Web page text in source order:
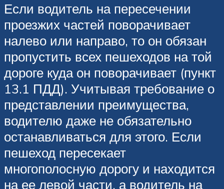
Если водитель на пересечении
проезжих частей поворачивает
налево или направо, то он обязан
пропустить всех пешеходов на той
дороге куда он поворачивает (пункт
13.1 ПДД). Учитывая требование о
представлении преимущества,
водителю даже не обязательно
останавливаться для этого. Если
пешеход пересекает
многополосную дорогу и находится
на ее левой части, а водитель на